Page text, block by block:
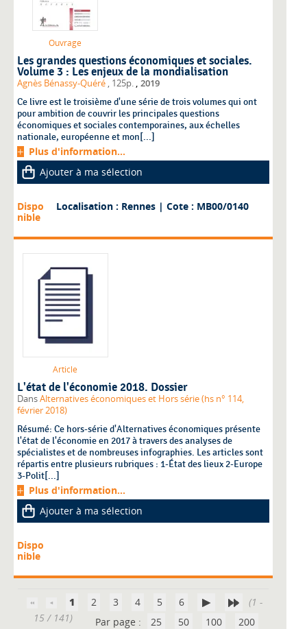
Ouvrage
Les grandes questions économiques et sociales.
Volume 3 : Les enjeux de la mondialisation
Agnès Bénassy-Quéré , 125p. 2019
Ce livre est le troisième d'une série de trois volumes qui ont
pour ambition de couvrir les principales questions
économiques et sociales contemporaines, aux échelles
nationale, européenne et mon[...]
Plus d'information...
Ajouter à ma sélection
Dispo
nible
Localisation : Rennes | Cote : MB00/0140
Article
L'état de l'économie 2018. Dossier
DansAlternatives économiques et Hors série (hs n° 114,
février 2018)
Résumé: Ce hors-série d'Alternatives économiques présente
l'état de l'économie en 2017 à travers des analyses de
spécialistes et de nombreuses infographies. Les articles sont
répartis entre plusieurs rubriques : 1-État des lieux 2-Europe
3-Polit[...]
Plus d'information...
Ajouter à ma sélection
Dispo
nible
1 2 3 4 5 6
15 / 141)
Par page : 25 50 100 200